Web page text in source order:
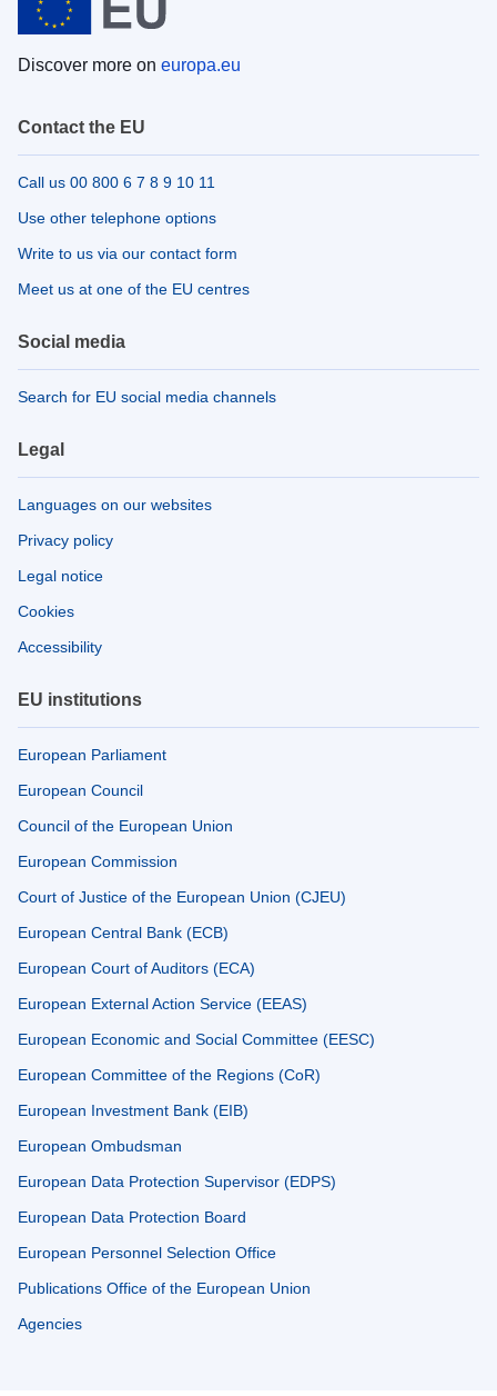
Discover more on europa.eu
Contact the EU
Call us 00 800 6 7 8 9 10 11
Use other telephone options
Write to us via our contact form
Meet us at one of the EU centres
Social media
Search for EU social media channels
Legal
Languages on our websites
Privacy policy
Legal notice
Cookies
Accessibility
EU institutions
European Parliament
European Council
Council of the European Union
European Commission
Court of Justice of the European Union (CJEU)
European Central Bank (ECB)
European Court of Auditors (ECA)
European External Action Service (EEAS)
European Economic and Social Committee (EESC)
European Committee of the Regions (CoR)
European Investment Bank (EIB)
European Ombudsman
European Data Protection Supervisor (EDPS)
European Data Protection Board
European Personnel Selection Office
Publications Office of the European Union
Agencies